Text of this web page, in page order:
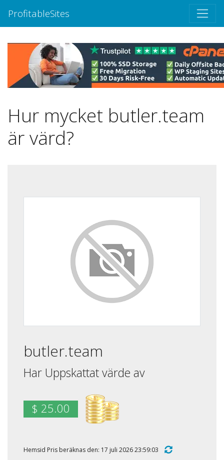
ProfitableSites
Hur mycket butler.team
är värd?
butler.team
Har Uppskattat värde av
$ 25.00
Hemsid Pris beräknas den: 17 juli 2026 23:59:03